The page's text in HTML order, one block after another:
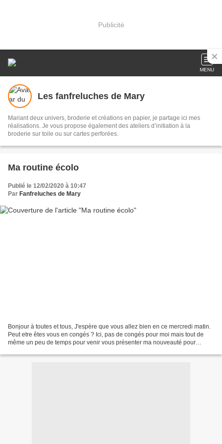
Publicité
MENU
Les fanfreluches de Mary
Mariant deux univers, broderie et créations en papier, je partage ici mes
réalisations. Je vous propose également des ateliers d’initiation à la
broderie sur toile ou sur cartes perforées.
Ma routine écolo
Publié le 12/02/2020 à 10:47
Par Fanfreluches de Mary
Bonjour à toutes et tous, J'espère que vous allez bien en ce mercredi matin.
Peut etre êtes vous en congés ? Ici, pas de congés pour moi mais tout de
même un peu de temps pour venir vous présenter ma nouveauté pour